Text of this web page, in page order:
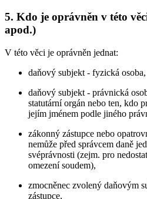
5. Kdo je oprávněn v této
apod.)
V této věci je oprávněn jednat:
daňový subjekt - fyzická osoba,
daňový subjekt - právnická
statutární orgán nebo ten, kdo
jejím jménem podle jiného
zákonný zástupce nebo
nemůže před správcem daně
svéprávnosti (zejm. pro
omezení soudem),
zmocněnec zvolený daňovým
zástupce,